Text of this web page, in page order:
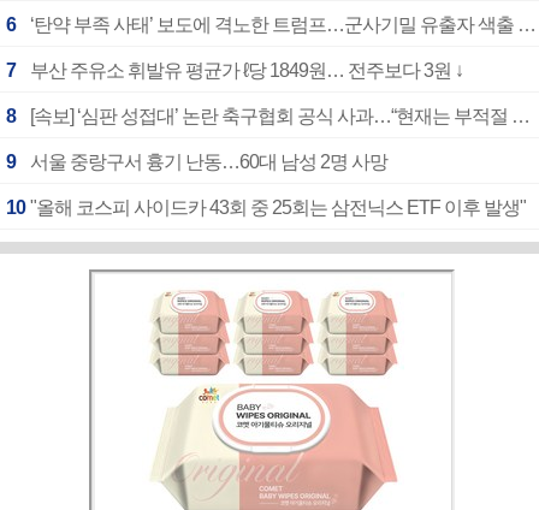
6 ‘탄약 부족 사태’ 보도에 격노한 트럼프…군사기밀 유출자 색출 지시
7 부산 주유소 휘발유 평균가 ℓ당 1849원… 전주보다 3원 ↓
8 [속보] ‘심판 성접대’ 논란 축구협회 공식 사과…“현재는 부적절 행위 없어”
9 서울 중랑구서 흉기 난동…60대 남성 2명 사망
10 "올해 코스피 사이드카 43회 중 25회는 삼전닉스 ETF 이후 발생"